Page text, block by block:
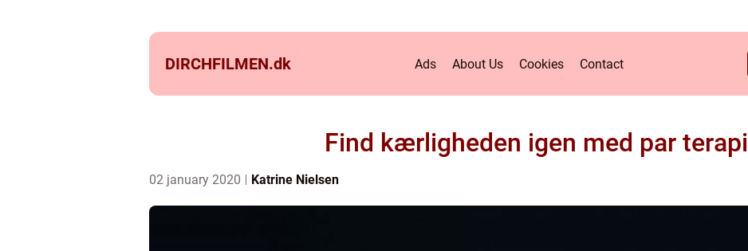
DIRCHFILMEN.dk Ads About Us Cookies Contact
Find kærligheden igen med par terapi
02 january 2020 Katrine Nielsen